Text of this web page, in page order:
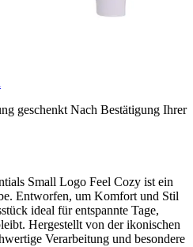
geschenkt Nach Bestätigung Ihrer
Small Logo Feel Cozy ist ein
Entworfen, um Komfort und Stil
ideal für entspannte Tage,
Hergestellt von der ikonischen
Verarbeitung und besondere